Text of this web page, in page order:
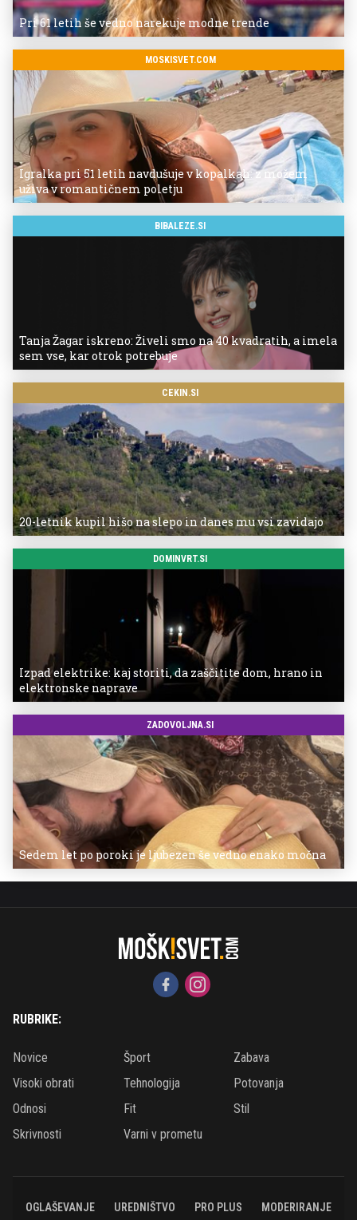
Pri 61 letih še vedno narekuje modne trende
MOSKISVET.COM
Igralka pri 51 letih navdušuje v kopalkah: z možem
uživa v romantičnem poletju
BIBALEZE.SI
Tanja Žagar iskreno: Živeli smo na 40 kvadratih, a imela
sem vse, kar otrok potrebuje
CEKIN.SI
20-letnik kupil hišo na slepo in danes mu vsi zavidajo
DOMINVRT.SI
Izpad elektrike: kaj storiti, da zaščitite dom, hrano in
elektronske naprave
ZADOVOLJNA.SI
Sedem let po poroki je ljubezen še vedno enako močna
RUBRIKE:
Novice Šport
Zabava
Visoki obrati
Tehnologija
Potovanja
Odnosi
Fit
Stil
Skrivnosti
Varni v prometu
OGLAŠEVANJE UREDNIŠTVO PRO PLUS MODERIRANJE